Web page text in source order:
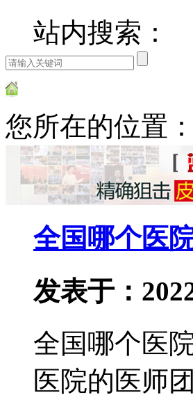
站内搜索：
您所在的位置：
全国哪个医
发表于：
全国哪个医
医院的医师